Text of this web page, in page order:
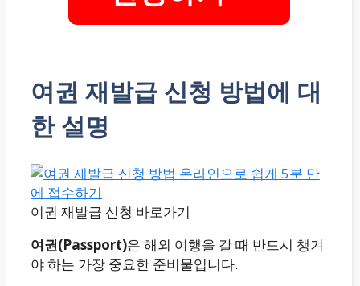
여권 재발급 신청 방법에 대
한 설명
여권 재발급 신청 바로가기
여권(Passport)은 해외 여행을 갈 때 반드시 챙겨
야 하는 가장 중요한 준비물입니다.